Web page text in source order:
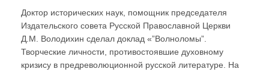
Доктор исторических наук, помощник председателя
Издательского совета Русской Православной Церкви
Д.М. Володихин сделал доклад «”Волноломы”.
Творческие личности, противостоявшие духовному
кризису в предреволюционной русской литературе. На